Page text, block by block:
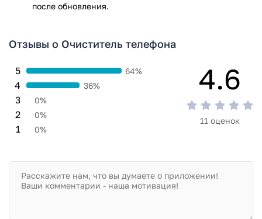
после обновления.
Отзывы о Очиститель телефона
1 0%
2 0%
3 0%
4 36%
5 64% 4.6
11 оценок